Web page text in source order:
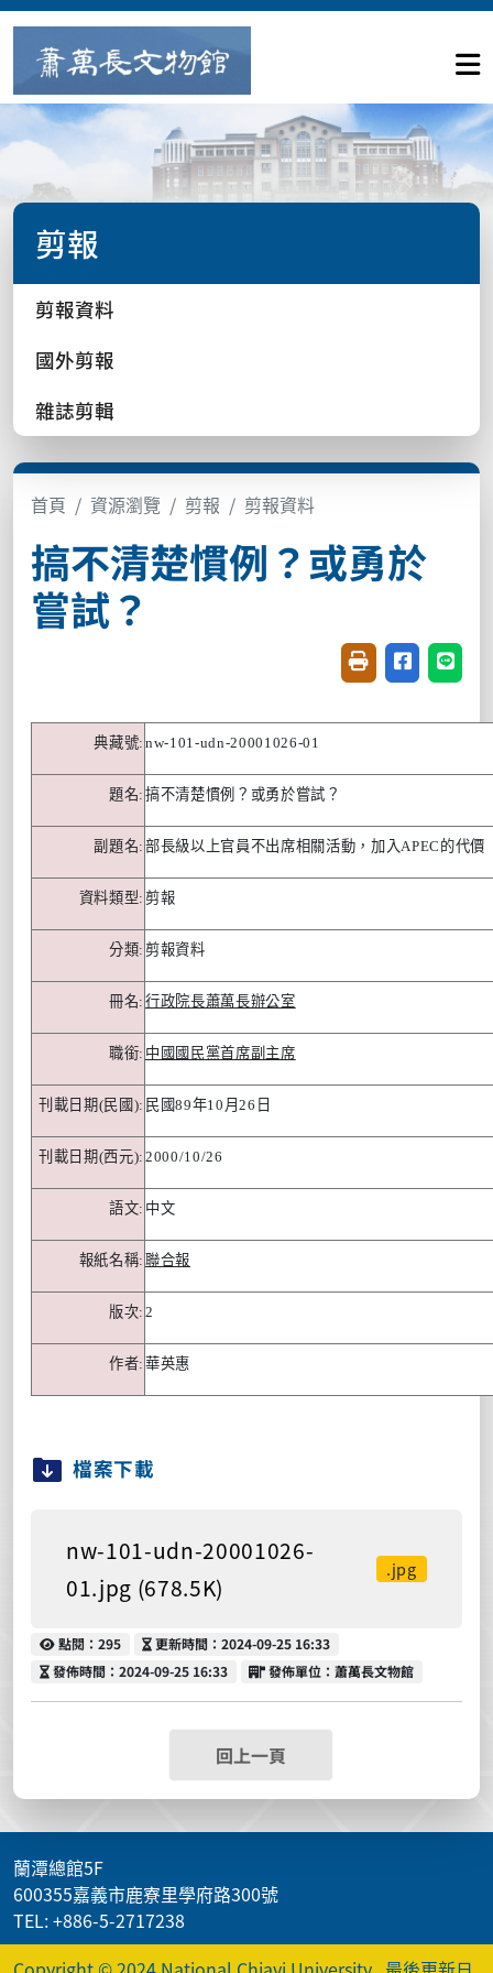
剪報
剪報資料
國外剪報
雜誌剪輯
首頁 資源瀏覽 剪報 剪報資料
搞不清楚慣例？或勇於
嘗試？
友善列印(開新視
分享至臉書
分享
典藏號: nw-101-udn-20001026-01
題名: 搞不清楚慣例？或勇於嘗試？
副題名: 部長級以上官員不出席相關活動，加入 APEC 的代價
資料類型: 剪報
分類: 剪報資料
冊名: 行政院長蕭萬長辦公室
職銜: 中國國民黨首席副主席
刊載日期(民國): 民國89年10 月26 日
刊載日期(西元): 2000/10/26
語文: 中文
報紙名稱: 聯合報
版次: 2
作者: 華英惠
檔案下載
nw-101-udn-20001026-
01.jpg (678.5K)
.jpg
點閱
點閱：295 更新時間
更新時間：2024-09-25 16:33
發佈時間
發佈時間：2024-09-25 16:33 發佈單位
發佈單位：蕭萬長文物館
回上一頁
蘭潭總館5F
600355嘉義市鹿寮里學府路300號
TEL: +886-5-2717238